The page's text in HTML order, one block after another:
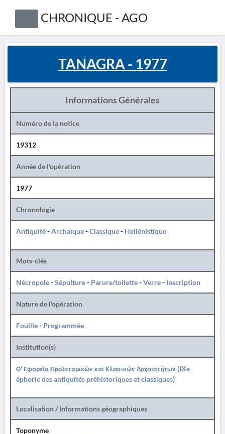
CHRONIQUE - AGO
TANAGRA - 1977
Informations Générales
Numéro de la notice
19312
Année de l'opération
1977
Chronologie
Antiquité-Archaïque-Classique- Hellénistique
Mots-clés
Nécropole-Sépulture- Parure/toilette-Verre- Inscription
Nature de l'opération
Fouille- Programmée
Institution(s)
Θ' Εφορεία Προϊστορικών και Κλασικών Αρχαιοτήτων (IXe
éphorie des antiquités préhistoriques et classiques)
Localisation / Informations géographiques
Toponyme